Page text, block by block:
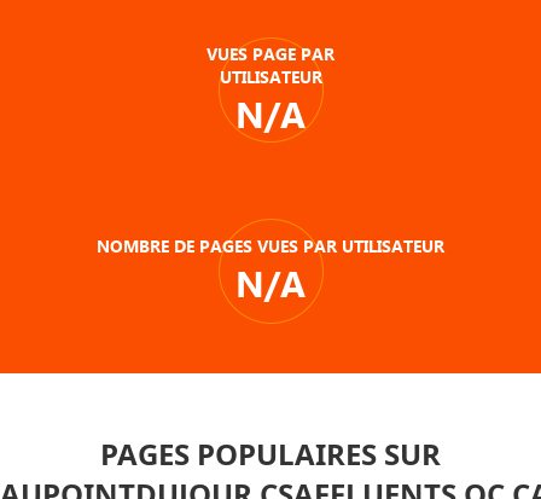
VUES PAGE PAR
UTILISATEUR
N/A
NOMBRE DE PAGES VUES PAR UTILISATEUR
N/A
PAGES POPULAIRES SUR